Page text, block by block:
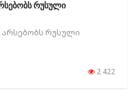
რუსული
რუსული
2 422